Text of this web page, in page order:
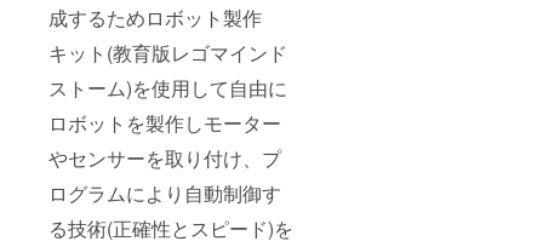
成するためロボット製作
キット(教育版レゴマインド
ストーム)を使用して自由に
ロボットを製作しモーター
やセンサーを取り付け、プ
ログラムにより自動制御す
る技術(正確性とスピード)を